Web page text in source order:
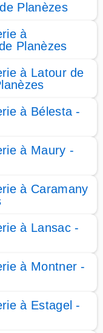
Planèzes
à
Planèzes
à Latour de
à Bélesta -
à Maury -
à Caramany
à Lansac -
à Montner -
à Estagel -